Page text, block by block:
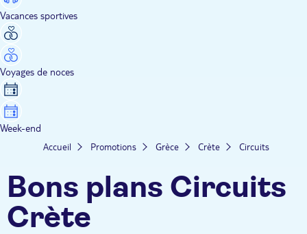
Vacances sportives
Voyages de noces
Week-end
Accueil Promotions Grèce Crète Circuits
Bons plans Circuits
Crète